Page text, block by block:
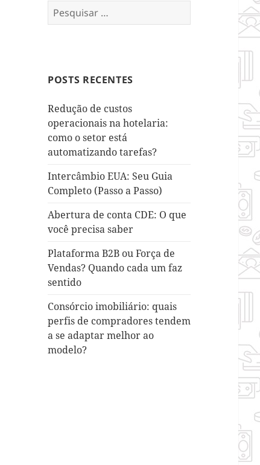
Pesquisar
por:
POSTS RECENTES
Redução de custos
operacionais na hotelaria:
como o setor está
automatizando tarefas?
Intercâmbio EUA: Seu Guia
Completo (Passo a Passo)
Abertura de conta CDE: O que
você precisa saber
Plataforma B2B ou Força de
Vendas? Quando cada um faz
sentido
Consórcio imobiliário: quais
perfis de compradores tendem
a se adaptar melhor ao
modelo?